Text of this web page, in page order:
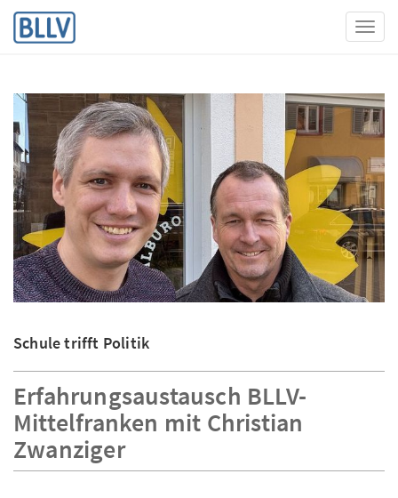
Schule trifft Politik
Erfahrungsaustausch BLLV-
Mittelfranken mit Christian
Zwanziger